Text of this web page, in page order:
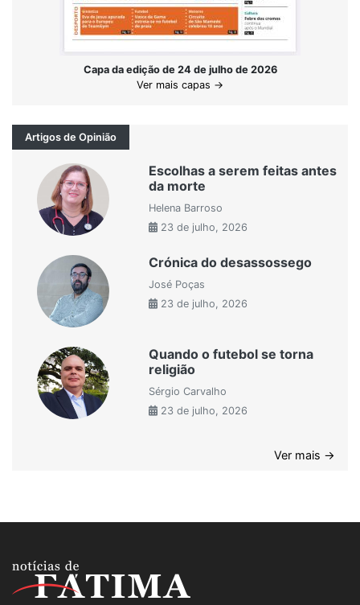
Capa da edição de 24 de julho de 2026
Ver mais capas →
Artigos de Opinião
Escolhas a serem feitas antes
da morte
Helena Barroso
23 de julho, 2026
Crónica do desassossego
José Poças
23 de julho, 2026
Quando o futebol se torna
religião
Sérgio Carvalho
23 de julho, 2026
Ver mais →